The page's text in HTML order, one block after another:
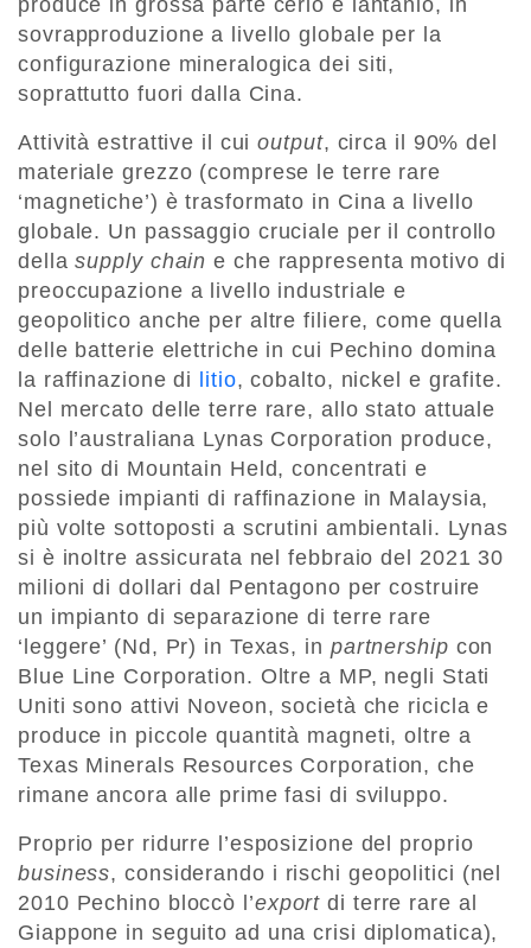
produce in grossa parte cerio e lantanio, in
sovrapproduzione a livello globale per la
configurazione mineralogica dei siti,
soprattutto fuori dalla Cina.
Attività estrattive il cuioutput, circa il 90% del
materiale grezzo (comprese le terre rare
‘magnetiche’) è trasformato in Cina a livello
globale. Un passaggio cruciale per il controllo
dellasupply chain e che rappresenta motivo di
preoccupazione a livello industriale e
geopolitico anche per altre filiere, come quella
delle batterie elettriche in cui Pechino domina
la raffinazione di
litio, cobalto, nickel e grafite.
Nel mercato delle terre rare, allo stato attuale
solo l’australiana Lynas Corporation produce,
nel sito di Mountain Held, concentrati e
possiede impianti di raffinazione in Malaysia,
più volte sottoposti a scrutini ambientali. Lynas
si è inoltre assicurata nel febbraio del 2021 30
milioni di dollari dal Pentagono per costruire
un impianto di separazione di terre rare
‘leggere’ (Nd, Pr) in Texas, in partnership con
Blue Line Corporation. Oltre a MP, negli Stati
Uniti sono attivi Noveon, società che ricicla e
produce in piccole quantità magneti, oltre a
Texas Minerals Resources Corporation, che
rimane ancora alle prime fasi di sviluppo.
Proprio per ridurre l’esposizione del proprio
business, considerando i rischi geopolitici (nel
2010 Pechino bloccò l’exportdi terre rare al
Giappone in seguito ad una crisi diplomatica),